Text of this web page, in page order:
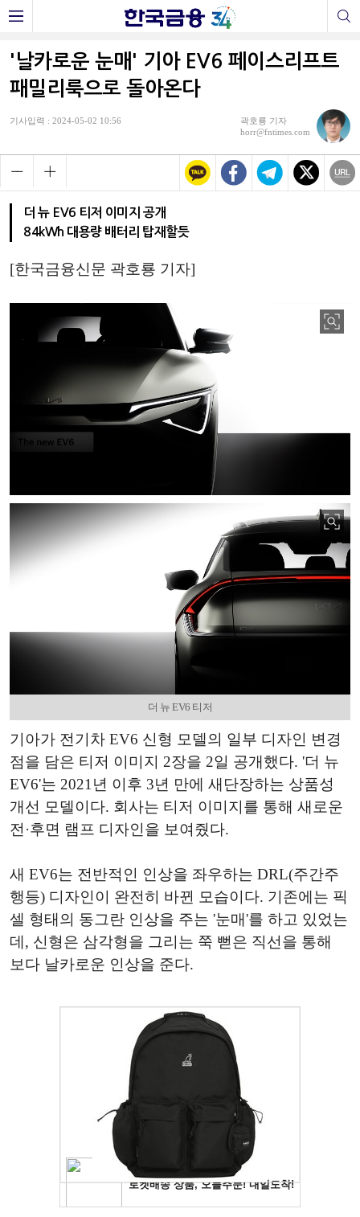
'날카로운 눈매' 기아 EV6 페이스리프트
패밀리룩으로 돌아온다
기사입력 : 2024-05-02 10:56
곽호룡 기자
horr@fntimes.com
더 뉴 EV6 티저 이미지 공개
84kWh 대용량 배터리 탑재할듯
[한국금융신문 곽호룡 기자]
더 뉴 EV6 티저
기아가 전기차 EV6 신형 모델의 일부 디자인 변경
점을 담은 티저 이미지 2장을 2일 공개했다. '더 뉴
EV6'는 2021년 이후 3년 만에 새단장하는 상품성
개선 모델이다. 회사는 티저 이미지를 통해 새로운
전·후면 램프 디자인을 보여줬다.
새 EV6는 전반적인 인상을 좌우하는 DRL(주간주
행등) 디자인이 완전히 바뀐 모습이다. 기존에는 픽
셀 형태의 동그란 인상을 주는 '눈매'를 하고 있었는
데, 신형은 삼각형을 그리는 쭉 뻗은 직선을 통해
보다 날카로운 인상을 준다.